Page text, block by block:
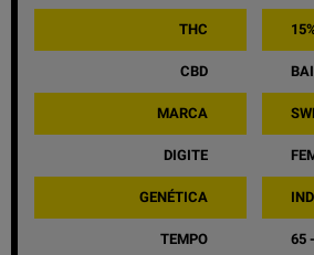
THC
CBD
MARCA
DIGITE
GENÉTICA
TEMPO 65